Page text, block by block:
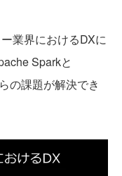
業界におけるDXに
Sparkと
の課題が解決でき